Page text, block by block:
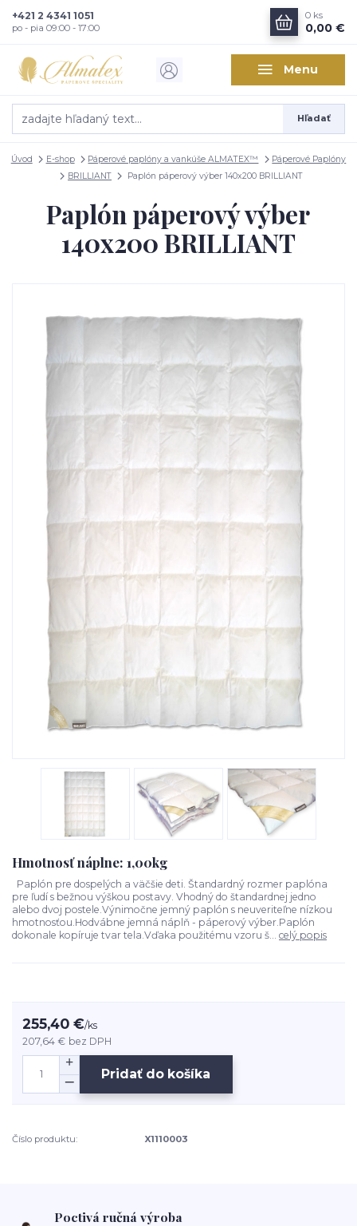
Menu
Hľadať
+421 2 4341 1051
po - pia 09:00 - 17:00
0 ks
0,00 €
Úvod E-shop Páperové paplóny a vankúše ALMATEX™
Páperové Paplóny
BRILLIANT
Paplón páperový výber 140x200 BRILLIANT
Paplón páperový výber
140x200 BRILLIANT
Hmotnosť náplne: 1,00kg
Paplón pre dospelých a väčšie deti. Štandardný rozmer paplóna
pre ľudí s bežnou výškou postavy. Vhodný do štandardnej jedno
alebo dvoj postele.Výnimočne jemný paplón s neuveriteľne nízkou
hmotnosťou.Hodvábne jemná náplň - páperový výber.Paplón
dokonale kopíruje tvar tela.Vďaka použitému vzoru š... celý popis
255,40 €/ks
207,64 € bez DPH
Pridať do košíka
Číslo produktu: X1110003
Poctivá ručná výroba